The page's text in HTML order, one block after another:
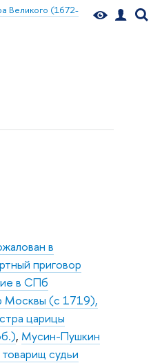
Великого (1672-
в
приговор
в СПб
Москвы (с 1719),
царицы
, Мусин-Пушкин
судьи